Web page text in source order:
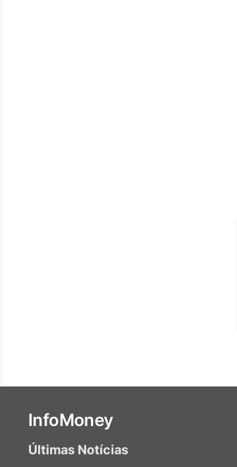
InfoMoney
Últimas Notícias